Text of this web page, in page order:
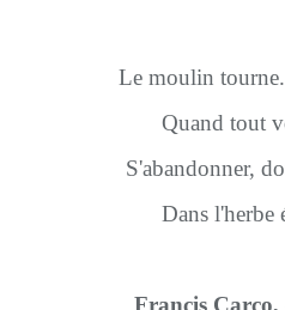
Le moulin
Quand tout
S'abandonner,
Dans l'herbe
Francis Carco,